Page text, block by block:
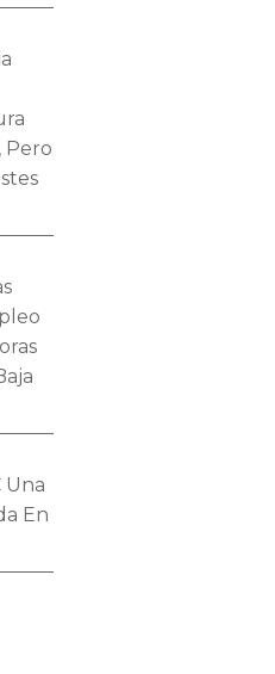
Pero
Una
En